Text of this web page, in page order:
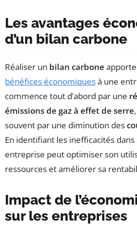
Les avantages
d’un bilan carbone
Réaliser un bilan carbone
bénéfices économiquesà une
commence tout d’abord par une
émissions de gaz à effet de serre
souvent par une diminution des
En identifiant les inefficacités
entreprise peut optimiser son
ressources et améliorer sa
Impact de
sur les entreprises